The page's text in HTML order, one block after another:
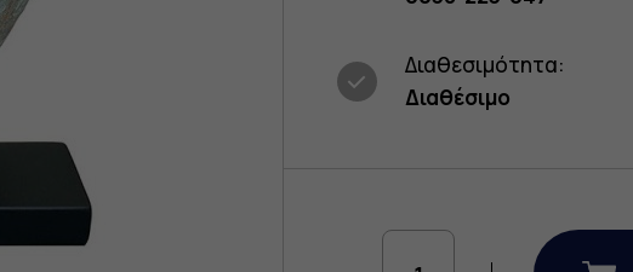
Διαθεσιμότητα:
Διαθέσιμο